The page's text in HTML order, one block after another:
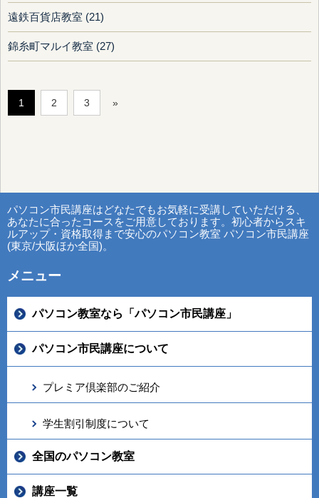
遠鉄百貨店教室 (21)
錦糸町マルイ教室 (27)
1 2 3 »
パソコン市民講座はどなたでもお気軽に受講していただける、
あなたに合ったコースをご用意しております。初心者からスキ
ルアップ・資格取得まで安心のパソコン教室 パソコン市民講座
(東京/大阪ほか全国)。
メニュー
パソコン教室なら「パソコン市民講座」
パソコン市民講座について
プレミア倶楽部のご紹介
学生割引制度について
全国のパソコン教室
講座一覧